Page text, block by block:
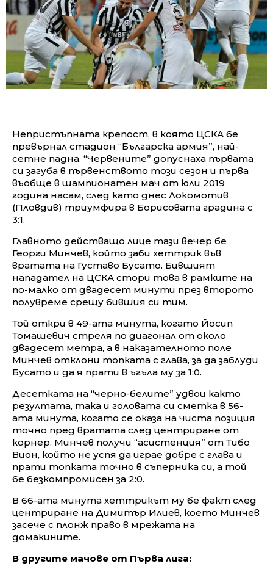
Непристъпната крепост, в която ЦСКА бе
превърнал стадион “Българска армия”, най-
сетне падна. “Червените” допуснаха първата
си загуба в първенството този сезон и първа
въобще в шампионатен мач от юли 2019
година насам, след като днес Локомотив
(Пловдив) триумфира в Борисовата градина с
3:1.
Главното действащо лице тази вечер бе
Георги Минчев, който заби хеттрик във
вратата на Густаво Бусато. Бившият
нападател на ЦСКА стори това в рамките на
по-малко от двадесет минути през второто
полувреме срещу бившия си тим.
Той откри в 49-ата минута, когато Йосип
Томашевич стреля по диагонал от около
двадесет метра, а в наказателното поле
Минчев отклони топката с глава, за да заблуди
Бусато и да я прати в ъгъла му за 1:0.
Десетката на “черно-белите” удвои както
резултата, така и головата си сметка в 56-
ата минута, когато се оказа на чиста позиция
точно пред вратата след центриране от
корнер. Минчев получи “асистенция” от Тибо
Вион, който не успя да играе добре с глава и
прати топката точно в съперника си, а той
бе безкомпромисен за 2:0.
В 66-ата минута хеттрикът му бе факт след
центриране на Димитър Илиев, което Минчев
засече с плонж право в мрежата на
домакините.
В другите мачове от Първа лига: